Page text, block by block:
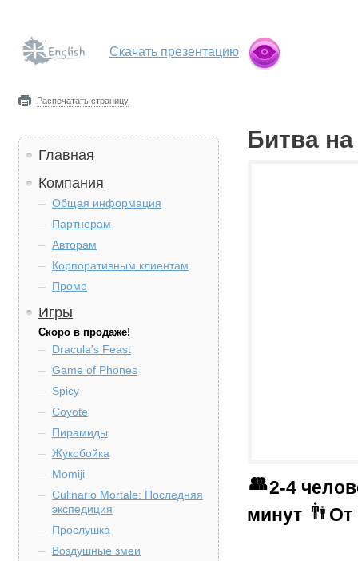
Скачать презентацию
Распечатать страницу
Главная
Компания
Общая информация
Партнерам
Авторам
Корпоративным клиентам
Промо
Игры
Скоро в продаже!
Dracula's Feast
Game of Phones
Spicy
Coyote
Пирамиды
Жукобойка
Momiji
Culinario Mortale: Последняя
экспедиция
Прослушка
Воздушные змеи
Битва
2-4
минут
От